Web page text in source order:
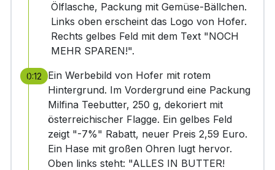
Ölflasche, Packung mit Gemüse-Bällchen.
Links oben erscheint das Logo von Hofer.
Rechts gelbes Feld mit dem Text "NOCH
MEHR SPAREN!".
0:12
Ein Werbebild von Hofer mit rotem
Hintergrund. Im Vordergrund eine Packung
Milfina Teebutter, 250 g, dekoriert mit
österreichischer Flagge. Ein gelbes Feld
zeigt "-7%" Rabatt, neuer Preis 2,59 Euro.
Ein Hase mit großen Ohren lugt hervor.
Oben links steht: "ALLES IN BUTTER!